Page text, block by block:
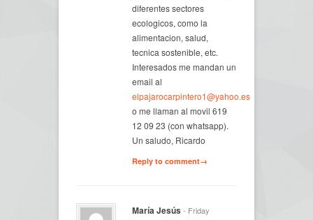
diferentes sectores
ecologicos, como la
alimentacion, salud,
tecnica sostenible, etc.
Interesados me mandan un
email al
elpajarocarpintero1@yahoo.es
o me llaman al movil 619
12 09 23 (con whatsapp).
Un saludo, Ricardo
Reply to comment→
María Jesús - Friday